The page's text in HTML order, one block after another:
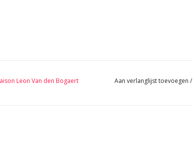
Leon Van den Bogaert Aan verlanglijst toevoegen /